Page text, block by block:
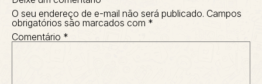
O seu endereço de e-mail não será publicado. Campos
obrigatórios são marcados com *
Comentário *